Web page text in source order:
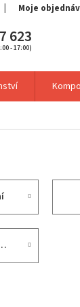
Moje
623
- 17:00)